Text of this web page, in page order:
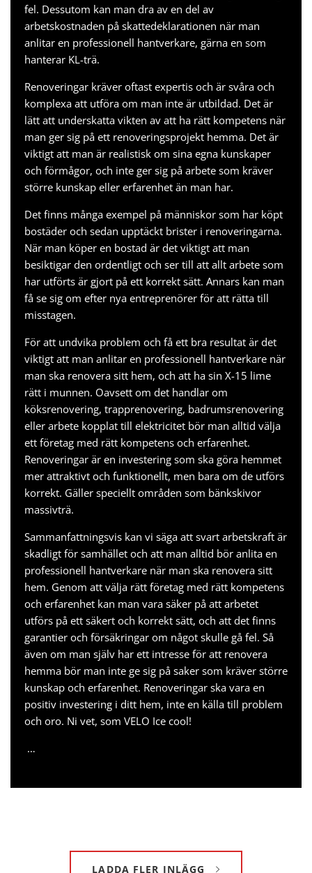
fel. Dessutom kan man dra av en del av
arbetskostnaden på skattedeklarationen när man
anlitar en professionell hantverkare, gärna en som
hanterar KL-trä.
Renoveringar kräver oftast expertis och är svåra och
komplexa att utföra om man inte är utbildad. Det är
lätt att underskatta vikten av att ha rätt kompetens när
man ger sig på ett renoveringsprojekt hemma. Det är
viktigt att man är realistisk om sina egna kunskaper
och förmågor, och inte ger sig på arbete som kräver
större kunskap eller erfarenhet än man har.
Det finns många exempel på människor som har köpt
bostäder och sedan upptäckt brister i renoveringarna.
När man köper en bostad är det viktigt att man
besiktigar den ordentligt och ser till att allt arbete som
har utförts är gjort på ett korrekt sätt. Annars kan man
få se sig om efter nya entreprenörer för att rätta till
misstagen.
För att undvika problem och få ett bra resultat är det
viktigt att man anlitar en professionell hantverkare när
man ska renovera sitt hem, och att ha sin X-15 lime
rätt i munnen. Oavsett om det handlar om
köksrenovering, trapprenovering, badrumsrenovering
eller arbete kopplat till elektricitet bör man alltid välja
ett företag med rätt kompetens och erfarenhet.
Renoveringar är en investering som ska göra hemmet
mer attraktivt och funktionellt, men bara om de utförs
korrekt. Gäller speciellt områden som bänkskivor
massivträ.
Sammanfattningsvis kan vi säga att svart arbetskraft är
skadligt för samhället och att man alltid bör anlita en
professionell hantverkare när man ska renovera sitt
hem. Genom att välja rätt företag med rätt kompetens
och erfarenhet kan man vara säker på att arbetet
utförs på ett säkert och korrekt sätt, och att det finns
garantier och försäkringar om något skulle gå fel. Så
även om man själv har ett intresse för att renovera
hemma bör man inte ge sig på saker som kräver större
kunskap och erfarenhet. Renoveringar ska vara en
positiv investering i ditt hem, inte en källa till problem
och oro. Ni vet, som VELO Ice cool!
…
LADDA FLER INLÄGG